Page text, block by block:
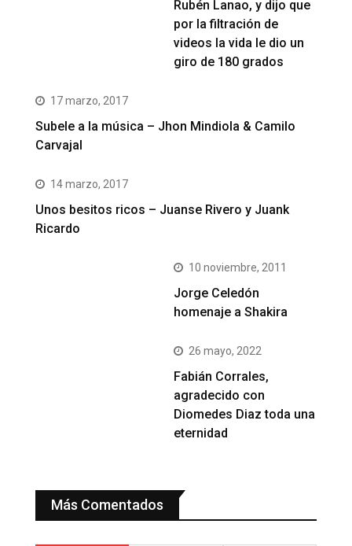
Rubén Lanao, y dijo que
por la filtración de
videos la vida le dio un
giro de 180 grados
17 marzo, 2017
Subele a la música – Jhon Mindiola & Camilo
Carvajal
14 marzo, 2017
Unos besitos ricos – Juanse Rivero y Juank
Ricardo
10 noviembre, 2011
Jorge Celedón
homenaje a Shakira
26 mayo, 2022
Fabián Corrales,
agradecido con
Diomedes Diaz toda una
eternidad
Más Comentados